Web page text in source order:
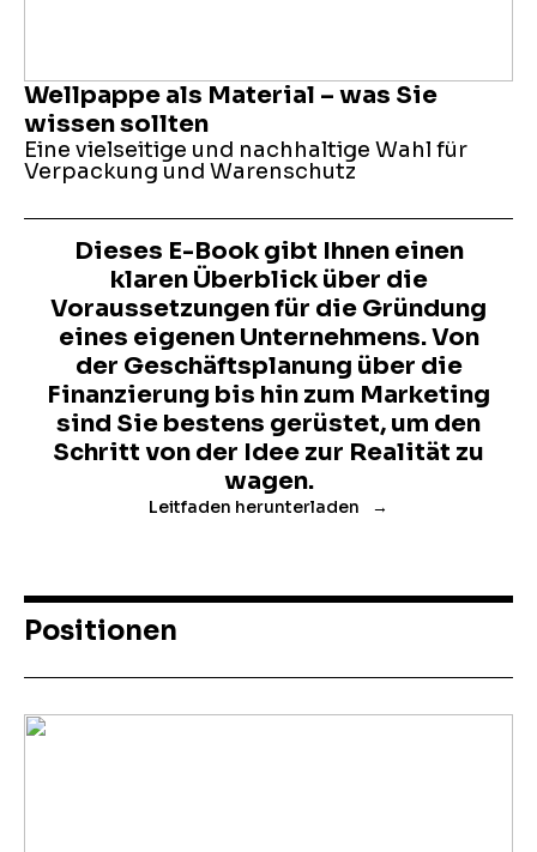
Wellpappe als Material – was Sie
wissen sollten
Eine vielseitige und nachhaltige Wahl für
Verpackung und Warenschutz
Dieses E-Book gibt Ihnen einen
klaren Überblick über die
Voraussetzungen für die Gründung
eines eigenen Unternehmens. Von
der Geschäftsplanung über die
Finanzierung bis hin zum Marketing
sind Sie bestens gerüstet, um den
Schritt von der Idee zur Realität zu
wagen.
Leitfaden herunterladen
Positionen